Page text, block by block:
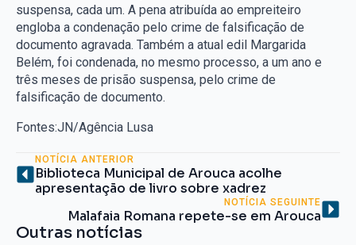
suspensa, cada um. A pena atribuída ao empreiteiro
engloba a condenação pelo crime de falsificação de
documento agravada. Também a atual edil Margarida
Belém, foi condenada, no mesmo processo, a um ano e
três meses de prisão suspensa, pelo crime de
falsificação de documento.
Fontes:JN/Agência Lusa
NOTÍCIA ANTERIOR
Biblioteca Municipal de Arouca acolhe
apresentação de livro sobre xadrez
NOTÍCIA SEGUINTE
Malafaia Romana repete-se em Arouca
Outras notícias